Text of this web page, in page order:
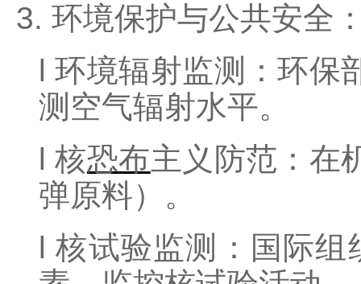
3. 环境保护与公共安全
l环境辐射监测：环保
测空气辐射水平。
l核恐布主义防范：在
弹原料）。
l核试验监测：国际组